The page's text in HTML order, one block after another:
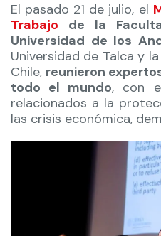
El pasado 21 de julio, el
Trabajo de la
Universidad de los
Universidad de Talca y
Chile, reunieron
todo el mundo, con
relacionados a la
las crisis económica,